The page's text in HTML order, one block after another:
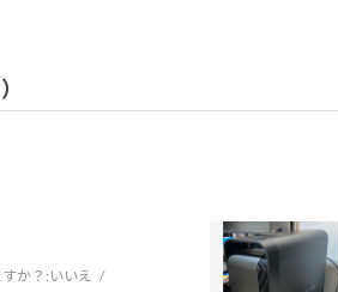
か？: いいえ